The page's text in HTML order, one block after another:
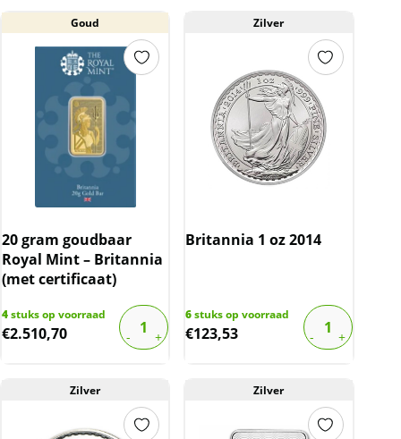
Goud
20 gram goudbaar
Royal Mint – Britannia
(met certificaat)
4stuks op voorraad
€2.510,70
Zilver
Britannia 1 oz 2014
6stuks op voorraad
€123,53
Zilver Zilver